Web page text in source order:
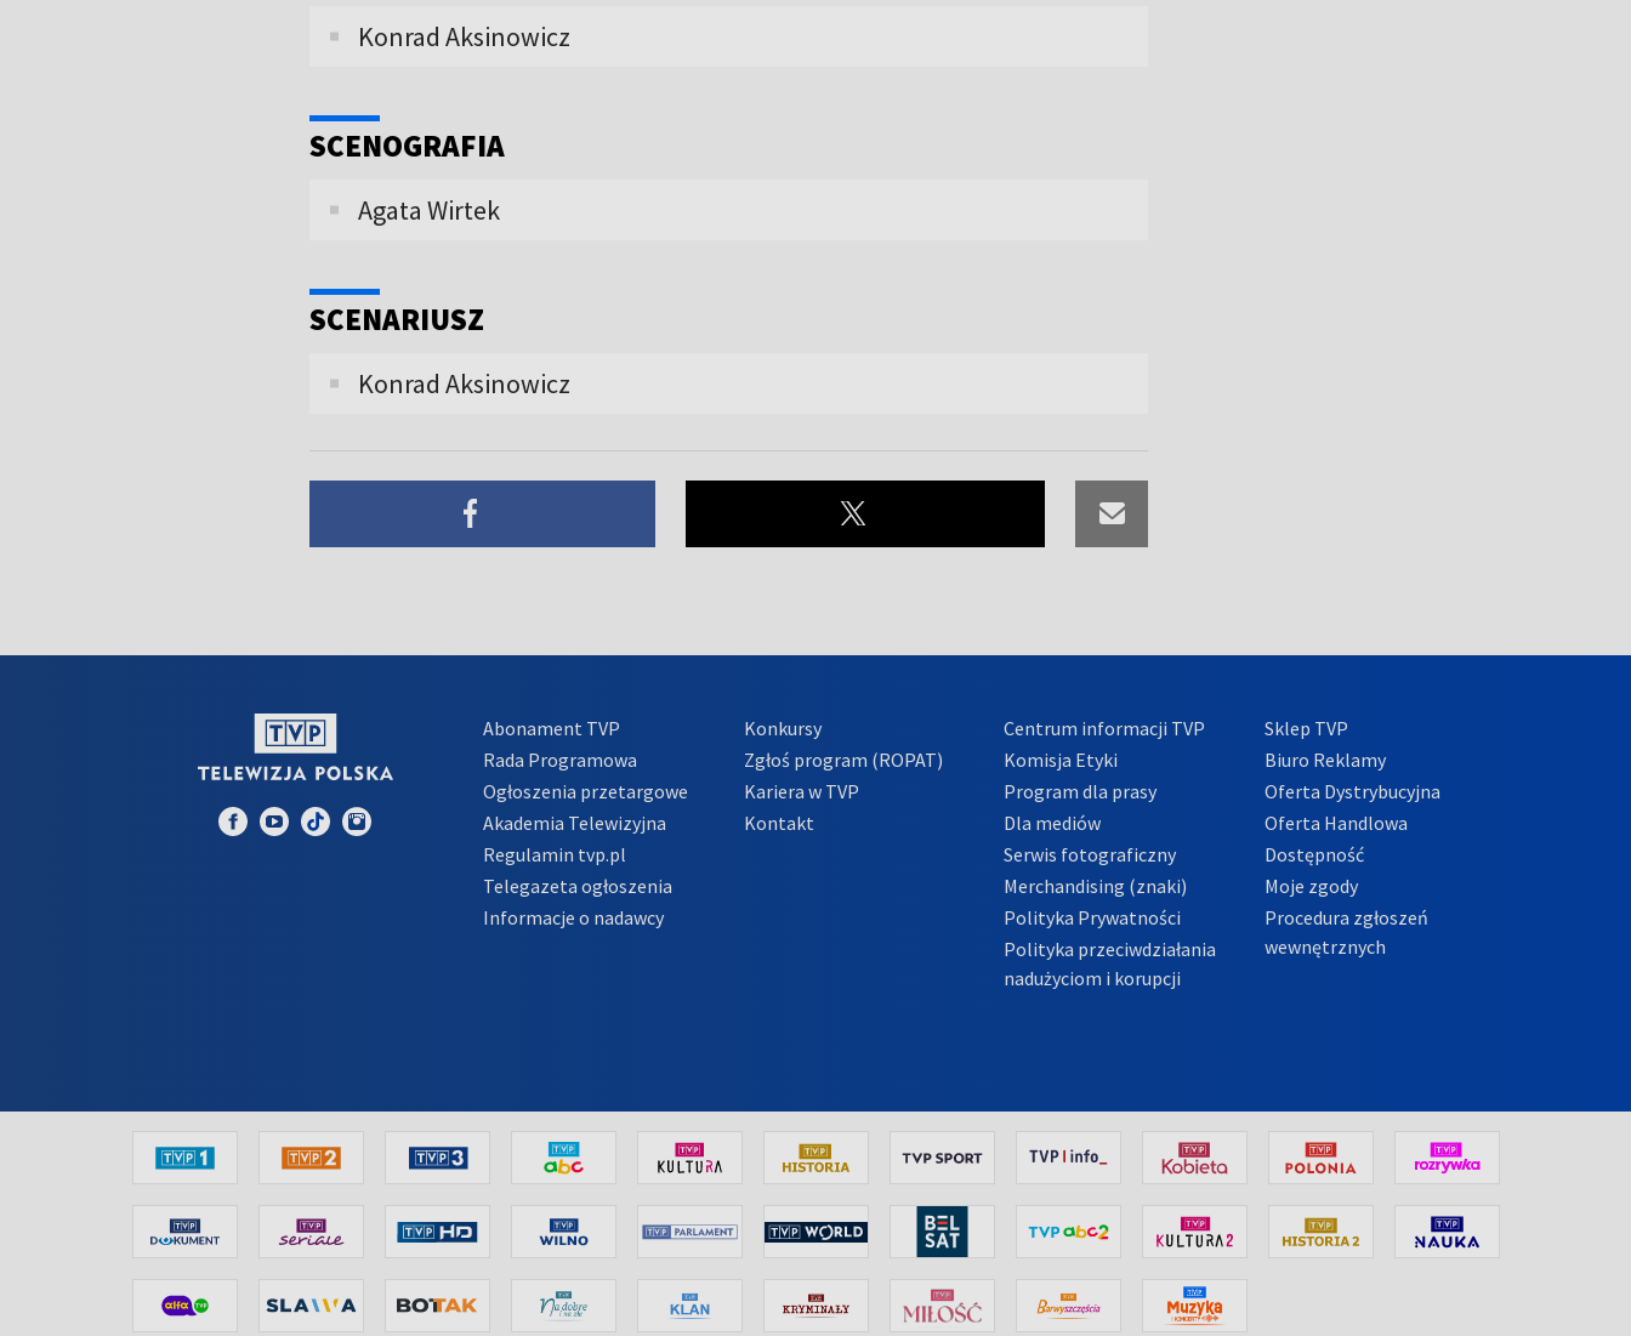
Konrad Aksinowicz
SCENOGRAFIA
Agata Wirtek
SCENARIUSZ
Konrad Aksinowicz
Abonament TVP
Rada Programowa
Ogłoszenia przetargowe
Akademia Telewizyjna
Regulamin tvp.pl
Telegazeta ogłoszenia
Informacje o nadawcy
Konkursy
Zgłoś program (ROPAT)
Kariera w TVP
Kontakt
Centrum informacji TVP
Komisja Etyki
Program dla prasy
Dla mediów
Serwis fotograficzny
Merchandising (znaki)
Polityka Prywatności
Polityka przeciwdziałania
nadużyciom i korupcji
Sklep TVP
Biuro Reklamy
Oferta Dystrybucyjna
Oferta Handlowa
Dostępność
Moje zgody
Procedura zgłoszeń
wewnętrznych